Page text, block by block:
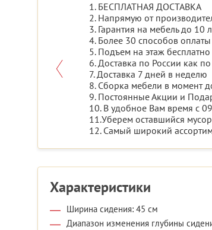
1. БЕСПЛАТНАЯ ДОСТАВКА
2. Напрямую от
3. Гарантия на мебель до 10
4. Более 30 способов оплаты
5. Подъем на этаж бесплатно
6. Доставка по России как
7. Доставка 7 дней в неделю
8. Сборка мебели в момент
9. Постоянные Акции и
10. В удобное Вам время с
11.Уберем оставшийся мусор
12. Самый широкий
Характеристики
Ширина сидения: 45 см
Диапазон изменения глубины